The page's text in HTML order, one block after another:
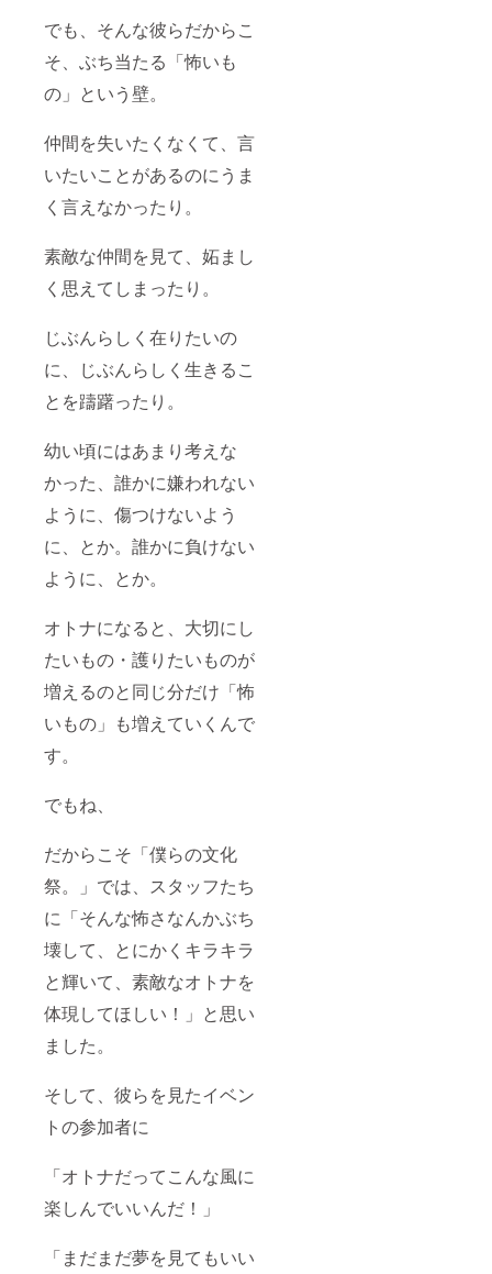
でも、そんな彼らだからこ
そ、ぶち当たる「怖いも
の」という壁。
仲間を失いたくなくて、言
いたいことがあるのにうま
く言えなかったり。
素敵な仲間を見て、妬まし
く思えてしまったり。
じぶんらしく在りたいの
に、じぶんらしく生きるこ
とを躊躇ったり。
幼い頃にはあまり考えな
かった、誰かに嫌われない
ように、傷つけないよう
に、とか。誰かに負けない
ように、とか。
オトナになると、大切にし
たいもの・護りたいものが
増えるのと同じ分だけ「怖
いもの」も増えていくんで
す。
でもね、
だからこそ「僕らの文化
祭。」では、スタッフたち
に「そんな怖さなんかぶち
壊して、とにかくキラキラ
と輝いて、素敵なオトナを
体現してほしい！」と思い
ました。
そして、彼らを見たイベン
トの参加者に
「オトナだってこんな風に
楽しんでいいんだ！」
「まだまだ夢を見てもいい